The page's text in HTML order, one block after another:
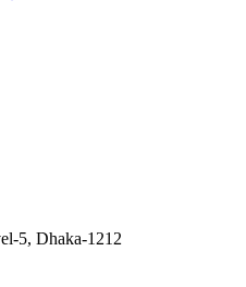
5, Dhaka-1212